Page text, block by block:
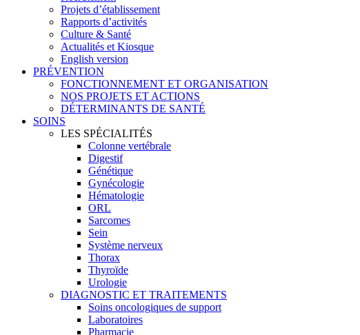
Projets d’établissement
Rapports d’activités
Culture & Santé
Actualités et Kiosque
English version
PRÉVENTION
FONCTIONNEMENT ET ORGANISATION
NOS PROJETS ET ACTIONS
DÉTERMINANTS DE SANTÉ
SOINS
LES SPÉCIALITÉS
Colonne vertébrale
Digestif
Génétique
Gynécologie
Hématologie
ORL
Sarcomes
Sein
Système nerveux
Thorax
Thyroïde
Urologie
DIAGNOSTIC ET TRAITEMENTS
Soins oncologiques de support
Laboratoires
Pharmacie